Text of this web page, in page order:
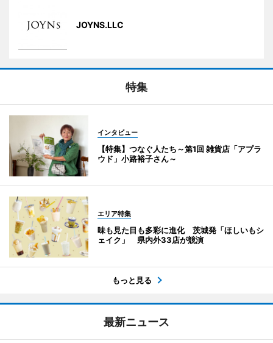
JOYNS.LLC
特集
インタビュー
【特集】つなぐ人たち～第1回 雑貨店「アプラ
ウド」小路裕子さん～
エリア特集
味も見た目も多彩に進化 茨城発「ほしいもシ
ェイク」 県内外33店が競演
もっと見る
最新ニュース